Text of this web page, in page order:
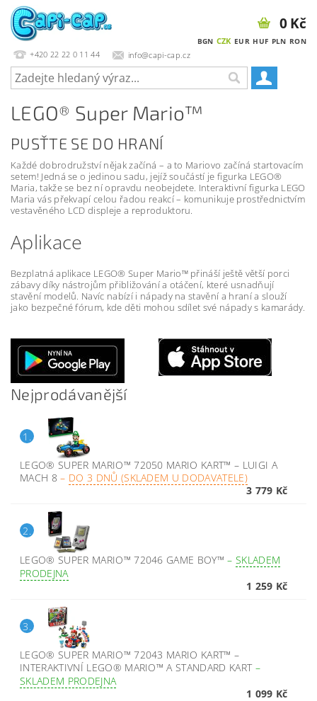
+420 22 22 0 11 44 info@capi-cap.cz
BGN CZK EUR HUF PLN RON
0 Kč
LEGO® Super Mario™
PUSŤTE SE DO HRANÍ
Každé dobrodružství nějak začíná –⁠ a to Mariovo začíná startovacím
setem! Jedná se o jedinou sadu, jejíž součástí je figurka LEGO®
Maria, takže se bez ní opravdu neobejdete. Interaktivní figurka LEGO
Maria vás překvapí celou řadou reakcí – komunikuje prostřednictvím
vestavěného LCD displeje a reproduktoru.
Aplikace
Bezplatná aplikace LEGO® Super Mario™ přináší ještě větší porci
zábavy díky nástrojům přibližování a otáčení, které usnadňují
stavění modelů. Navíc nabízí i nápady na stavění a hraní a slouží
jako bezpečné fórum, kde děti mohou sdílet své nápady s kamarády.
Nejprodávanější
1.
LEGO® SUPER MARIO™ 72050 MARIO KART™ – LUIGI A
MACH 8– DO 3 DNŮ (SKLADEM U DODAVATELE)
3 779 Kč
2.
LEGO® SUPER MARIO™ 72046 GAME BOY™– SKLADEM
PRODEJNA
1 259 Kč
3.
LEGO® SUPER MARIO™ 72043 MARIO KART™ –
INTERAKTIVNÍ LEGO® MARIO™ A STANDARD KART –
SKLADEM PRODEJNA
1 099 Kč